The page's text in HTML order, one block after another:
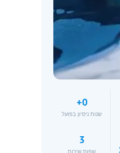
0
+
שנות ניסיון בפועל
3
שפות שירות